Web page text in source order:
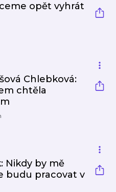
opět vyhrát
Chlebková:
chtěla
Nikdy by mě
budu pracovat v